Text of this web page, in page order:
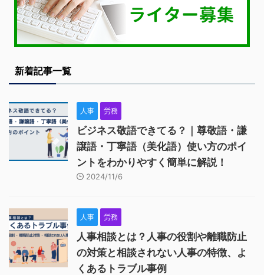
新着記事一覧
人事 労務
ビジネス敬語できてる？｜尊敬語・謙
譲語・丁寧語（美化語）使い方のポイ
ントをわかりやすく簡単に解説！
2024/11/6
人事 労務
人事相談とは？人事の役割や離職防止
の対策と相談されない人事の特徴、よ
くあるトラブル事例